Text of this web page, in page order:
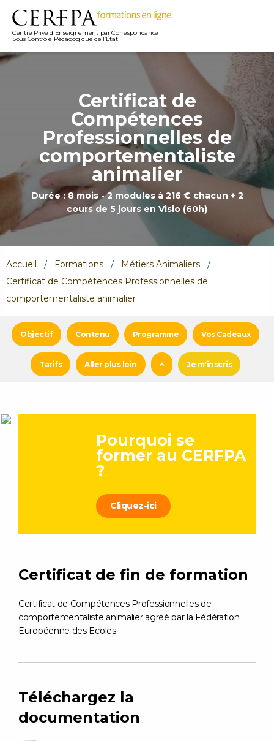
Centre Privé d'Enseignement par Correspondance
Sous Contrôle Pédagogique de l’État
Certificat de
Compétences
Professionnelles de
comportementaliste
animalier
Durée : 8 mois - 2 modules à 216 € chacun + 2
cours de 5 jours en Visio (60h)
Accueil Formations
Métiers Animaliers
Certificat de Compétences Professionnelles de
comportementaliste animalier
Objectif Contenu Programme Vos Cadeaux
Tarifs Aller plus loin Je m'inscris
Pourquoi se
former au CERFPA
?
Cliquez-ici
Certificat de fin de formation
Certificat de Compétences Professionnelles de
comportementaliste animalier agréé par la Fédération
Européenne des Ecoles
Téléchargez la
documentation